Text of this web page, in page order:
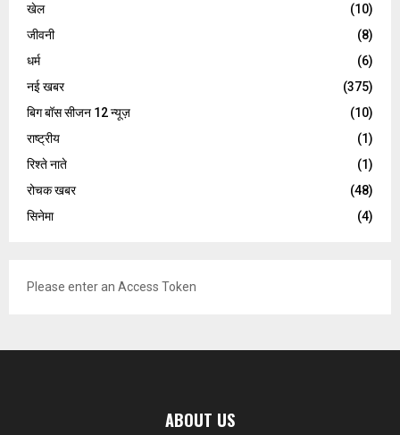
खेल
(10)
जीवनी
(8)
धर्म
(6)
नई खबर
(375)
बिग बॉस सीजन 12 न्यूज़
(10)
राष्ट्रीय
(1)
रिश्ते नाते
(1)
रोचक खबर
(48)
सिनेमा
(4)
Please enter an Access Token
ABOUT US